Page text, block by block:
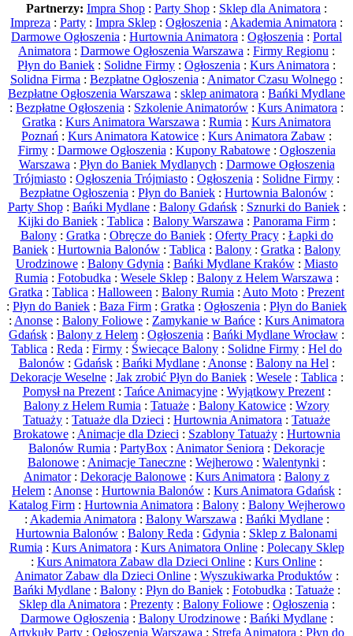
Partnerzy: Impra Shop : Party Shop : Sklep dla Animatora :
Impreza : Party : Impra Sklep : Ogłoszenia : Akademia Animatora :
Darmowe Ogłoszenia : Hurtownia Animatora : Ogłoszenia : Portal
Animatora : Darmowe Ogłoszenia Warszawa : Firmy Regionu :
Płyn do Baniek : Solidne Firmy : Ogłoszenia : Kurs Animatora :
Solidna Firma : Bezpłatne Ogłoszenia : Animator Czasu Wolnego :
Bezpłatne Ogłoszenia Warszawa : sklep animatora : Bańki Mydlane
: Bezpłatne Ogłoszenia : Szkolenie Animatorów : Kurs Animatora :
Gratka : Kurs Animatora Warszawa : Rumia : Kurs Animatora
Poznań : Kurs Animatora Katowice : Kurs Animatora Zabaw :
Firmy: Darmowe Ogłoszenia : Kupony Rabatowe: Ogłoszenia
Warszawa : Płyn do Baniek Mydlanych : Darmowe Ogłoszenia
Trójmiasto : Ogłoszenia Trójmiasto : Ogłoszenia : Solidne Firmy :
Bezpłatne Ogłoszenia : Płyn do Baniek : Hurtownia Balonów :
Party Shop: Bańki Mydlane: Balony Gdańsk: Sznurki do Baniek:
Kijki do Baniek: Tablica : Balony Warszawa : Panorama Firm:
Balony: Gratka : Obręcze do Baniek: Oferty Pracy: Łapki do
Baniek : Hurtownia Balonów : Tablica : Balony : Gratka : Balony
Urodzinowe: Balony Gdynia : Bańki Mydlane Kraków: Miasto
Rumia : Fotobudka : Wesele Sklep: Balony z Helem Warszawa :
Gratka : Tablica : Halloween : Balony Rumia : Auto Moto : Prezent
: Płyn do Baniek : Baza Firm : Gratka : Ogłoszenia : Płyn do Baniek
: Anonse : Balony Foliowe : Zamykanie w Bańce : Kurs Animatora
Gdańsk : Balony z Helem : Ogłoszenia : Bańki Mydlane Wrocław :
Tablica : Reda : Firmy : Świecące Balony : Solidne Firmy : Hel do
Balonów: Gdańsk: Bańki Mydlane: Anonse: Balony na Hel :
Dekoracje Weselne: Jak zrobić Płyn do Baniek: Wesele: Tablica :
Pomysł na Prezent: Tańce Animacyjne: Wyjątkowy Prezent:
Balony z Helem Rumia : Tatuaże : Balony Katowice : Wzory
Tatuaży : Tatuaże dla Dzieci : Hurtownia Animatora : Tatuaże
Brokatowe: Animacje dla Dzieci : Szablony Tatuaży: Hurtownia
Balonów Rumia : PartyBox : Animator Seniora : Dekoracje
Balonowe : Animacje Taneczne : Wejherowo : Walentynki :
Animator: Dekoracje Balonowe : Kurs Animatora : Balony z
Helem : Anonse : Hurtownia Balonów : Kurs Animatora Gdańsk :
Katalog Firm: Hurtownia Animatora : Balony: Balony Wejherowo
: Akademia Animatora : Balony Warszawa : Bańki Mydlane:
Hurtownia Balonów : Balony Reda : Gdynia : Sklep z Balonami
Rumia : Kurs Animatora : Kurs Animatora Online: Polecany Sklep
: Kurs Animatora Zabaw dla Dzieci Online : Kurs Online :
Animator Zabaw dla Dzieci Online: Wyszukiwarka Produktów:
Bańki Mydlane: Balony: Płyn do Baniek: Fotobudka : Tatuaże:
Sklep dla Animatora : Prezenty: Balony Foliowe: Ogłoszenia :
Darmowe Ogłoszenia : Balony Urodzinowe: Bańki Mydlane:
Artykuły Party : Ogłoszenia Warszawa : Strefa Animatora : Płyn do